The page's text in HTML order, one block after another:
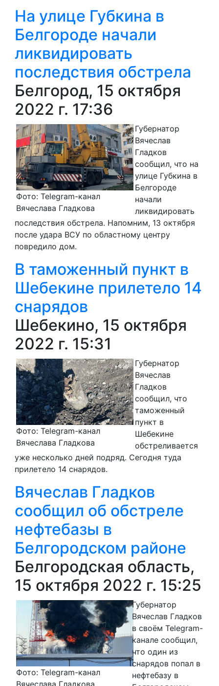
На улице Губкина в
Белгороде начали
ликвидировать
последствия обстрела
Белгород, 15 октября
2022 г. 17:36
Фото: Telegram-канал
Вячеслава Гладкова
Губернатор
Вячеслав
Гладков
сообщил, что на
улице Губкина в
Белгороде
начали
ликвидировать
последствия обстрела. Напомним, 13 октября
после удара ВСУ по областному центру
повредило дом.
В таможенный пункт в
Шебекине прилетело 14
снарядов
Шебекино, 15 октября
2022 г. 15:31
Фото: Telegram-канал
Вячеслава Гладкова
Губернатор
Вячеслав
Гладков
сообщил, что
таможенный
пункт в
Шебекине
обстреливается
уже несколько дней подряд. Сегодня туда
прилетело 14 снарядов.
Вячеслав Гладков
сообщил об обстреле
нефтебазы в
Белгородском районе
Белгородская область,
15 октября 2022 г. 15:25
Фото: Telegram-канал
Вячеслава Гладкова
Губернатор
Вячеслав Гладков
в своём Telegram-
канале сообщил,
что один из
снарядов попал в
нефтебазу в